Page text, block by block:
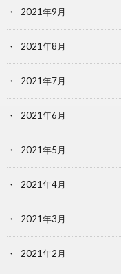
2021年9月
2021年8月
2021年7月
2021年6月
2021年5月
2021年4月
2021年3月
2021年2月